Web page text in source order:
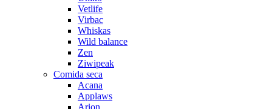
Vetlife
Virbac
Whiskas
Wild balance
Zen
Ziwipeak
Comida seca
Acana
Applaws
Arion